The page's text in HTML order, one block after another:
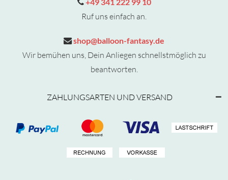
Ruf uns einfach an.
shop@balloon-fantasy.de
Wir bemühen uns, Dein Anliegen schnellstmöglich zu
beantworten.
ZAHLUNGSARTEN UND VERSAND